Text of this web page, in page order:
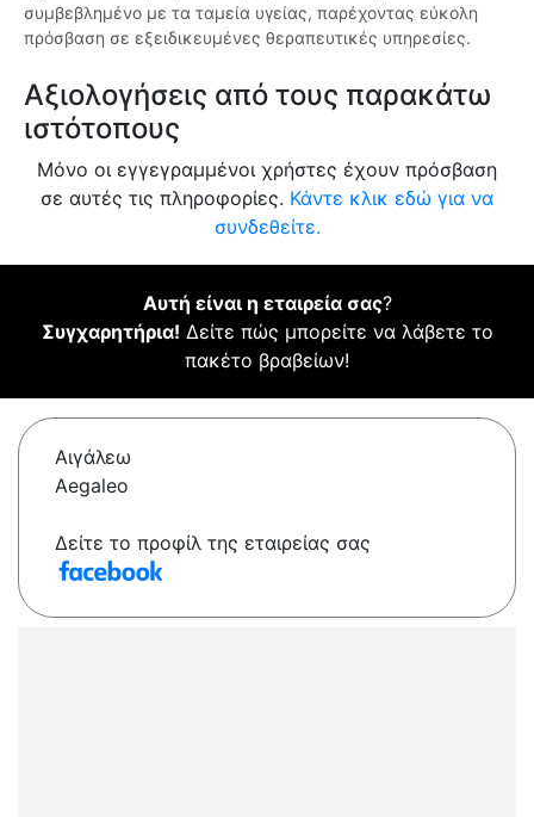
συμβεβλημένο με τα ταμεία υγείας, παρέχοντας εύκολη
πρόσβαση σε εξειδικευμένες θεραπευτικές υπηρεσίες.
Αξιολογήσεις από τους παρακάτω
ιστότοπους
Μόνο οι εγγεγραμμένοι χρήστες έχουν πρόσβαση
σε αυτές τις πληροφορίες. Κάντε κλικ εδώ για να
συνδεθείτε.
Αυτή είναι η εταιρεία σας?
Συγχαρητήρια! Δείτε πώς μπορείτε να λάβετε το
πακέτο βραβείων!
Αιγάλεω
Aegaleo
Δείτε το προφίλ της εταιρείας σας